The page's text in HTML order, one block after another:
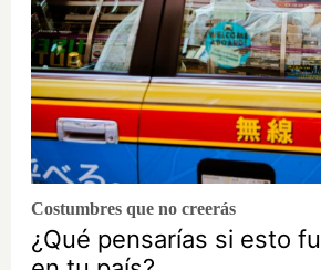
Costumbres que no creerás
¿Qué pensarías si esto